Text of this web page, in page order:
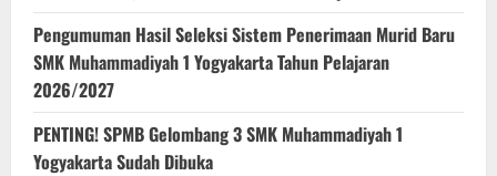
Pengumuman Hasil Seleksi Sistem Penerimaan Murid Baru
SMK Muhammadiyah 1 Yogyakarta Tahun Pelajaran
2026/2027
PENTING! SPMB Gelombang 3 SMK Muhammadiyah 1
Yogyakarta Sudah Dibuka